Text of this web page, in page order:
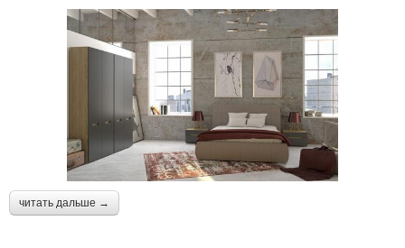
читать дальше →